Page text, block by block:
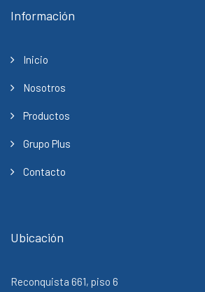
Información
Inicio
Nosotros
Productos
Grupo Plus
Contacto
Ubicación
Reconquista 661, piso 6